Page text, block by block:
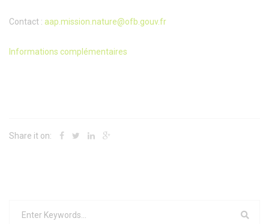
Contact : aap.mission.nature@ofb.gouv.fr
Informations complémentaires
Share it on: